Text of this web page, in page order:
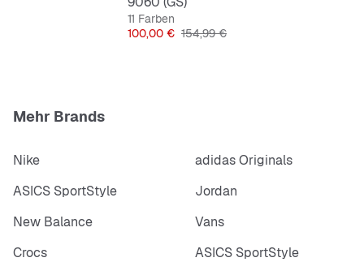
11 Farben
Preis
100,00 € Originalpreis
154,99 €
Mehr Brands
Nike
adidas Originals
ASICS SportStyle
Jordan
New Balance
Vans
Crocs
ASICS SportStyle